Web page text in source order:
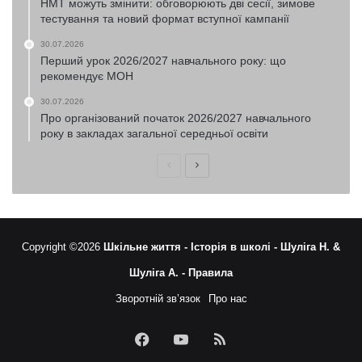
НМТ можуть змінити: обговорюють дві сесії, зимове
тестування та новий формат вступної кампанії
30.07.2026
Перший урок 2026/2027 навчального року: що
рекомендує МОН
30.07.2026
Про організований початок 2026/2027 навчального
року в закладах загальної середньої освіти
ПопередняНаступна
Copyright ©2026 Шкільне життя - Історія в школі - Шуліга Н. &
Шуліга А. - Правила
Зворотній зв’язок Про нас
FacebookYouTubeRSS